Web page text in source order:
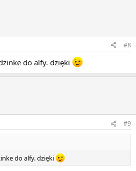
#8
do alfy. dzięki
#9
do alfy. dzięki